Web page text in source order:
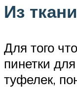
Из ткани
Для того
пинетки
туфелек,